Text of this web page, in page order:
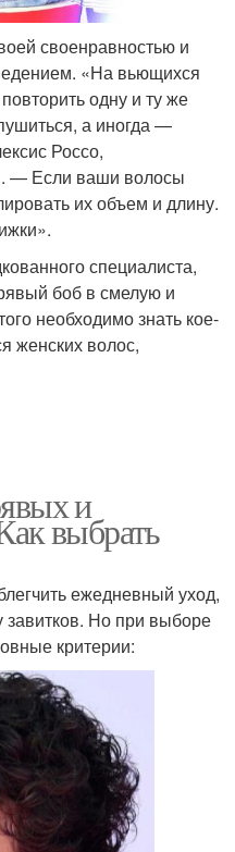
своенравностью и
«На вьющихся
одну и ту же
а иногда —
Россо,
. — Если ваши волосы
их объем и длину.
специалиста,
боб в смелую и
необходимо знать кое-
женских волос,
и
выбрать
ежедневный уход,
завитков. Но при выборе
критерии: